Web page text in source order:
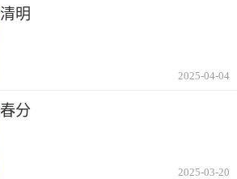
清明
2025-04-04
春分
2025-03-20